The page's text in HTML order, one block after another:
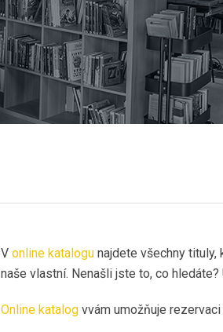
V online katalogu najdete všechny
naše vlastní. Nenašli jste to, co
Online katalog vvám umožňuje